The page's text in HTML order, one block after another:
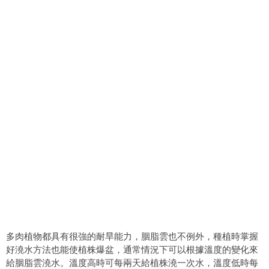
多肉植物都具有很強的耐旱能力，胭脂雲也不例外，種植時掌握
好澆水方法也能使植株爆盆，通常情況下可以根據溫度的變化來
給胭脂雲澆水。溫度高時可每兩天給植株澆一次水，溫度低時每